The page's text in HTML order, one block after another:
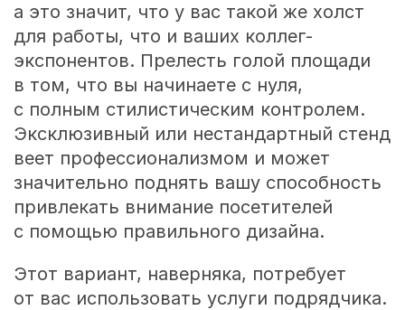
а это значит, что у вас такой же холст
для работы, что и ваших коллег-
экспонентов. Прелесть голой площади
в том, что вы начинаете с нуля,
с полным стилистическим контролем.
Эксклюзивный или нестандартный стенд
веет профессионализмом и может
значительно поднять вашу способность
привлекать внимание посетителей
с помощью правильного дизайна.
Этот вариант, наверняка, потребует
от вас использовать услуги подрядчика.